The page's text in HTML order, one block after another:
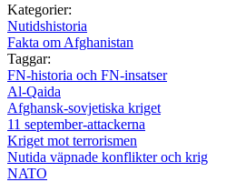
Kategorier:
Nutidshistoria
Fakta om Afghanistan
Taggar:
FN-historia och FN-insatser
Al-Qaida
Afghansk-sovjetiska kriget
11 september-attackerna
Kriget mot terrorismen
Nutida väpnade konflikter och krig
NATO